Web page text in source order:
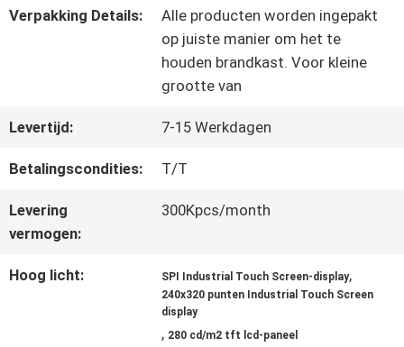
ONS
VRAAG
EEN
OFFERTE
SITEMAP
Verpakking Details:
Alle producten worden ingepakt
op juiste manier om het te
houden brandkast. Voor kleine
grootte van
Levertijd: 7-15 Werkdagen
Betalingscondities: T/T
Levering
vermogen:
300Kpcs/month
Hoog licht: SPI Industrial Touch Screen-display,
240x320 punten Industrial Touch Screen
display
, 280 cd/m2 tft lcd-paneel